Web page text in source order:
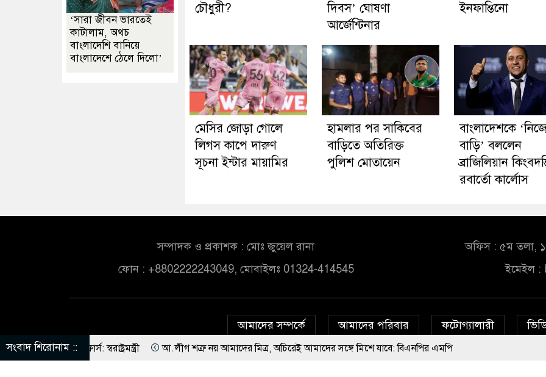
চৌধুরী?
দিবস’ ঘোষণা
আর্জেন্টিনার
ইনফান্তিনো
মেসির জোড়া গোলে
লিগস কাপে দারুণ
সূচনা ইন্টার মায়ামির
হামলার পর সাকিবের
বাড়িতে অতিরিক্ত
পুলিশ মোতায়েন
বাংলাদেশকে
বাড়ি’ বললেন
ব্রাজিলিয়ান
রবার্তো কার্লোস
‘সারা জীবন ভারতেই
কাটালাম, অথচ
বাংলাদেশি বানিয়ে
বাংলাদেশে ঠেলে দিলো’
সম্পাদক ও প্রকাশক : মোঃ জুয়েল রানা
ফোন : +8802222243049, মোবাইলঃ 01324-414545
অফিস : ৫ম তলা,
ইমেইল :
আমাদের সম্পর্কে আমাদের পরিবার ফটোগ্যালারী
সংবাদ শিরোনাম ::
স্বরাষ্ট্রমন্ত্রী আ.লীগ শত্রু নয় আমাদের মিত্র, অচিরেই আমাদের সঙ্গে মিশে যাবে: বিএনপির এমপি